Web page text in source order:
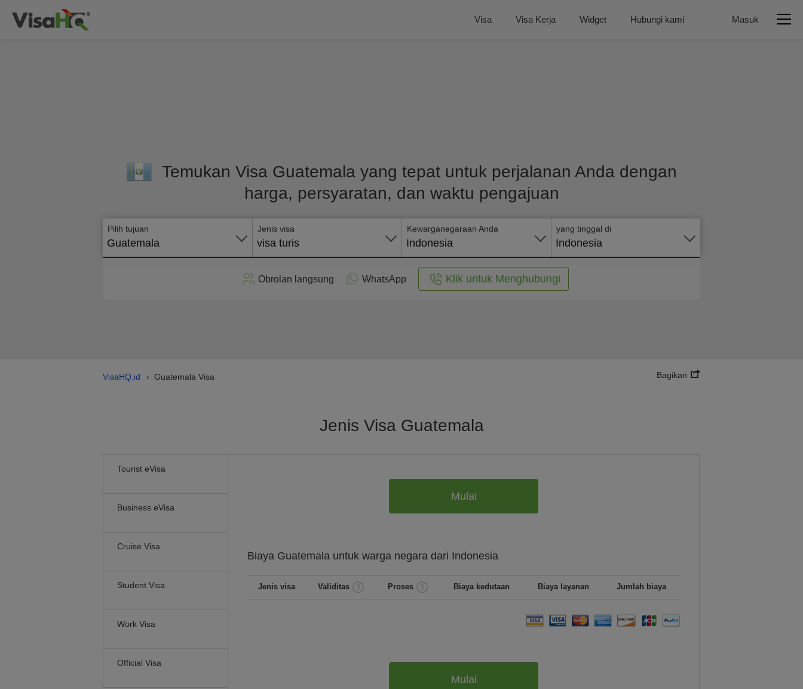
Visa Visa Kerja Widget Hubungi kami Masuk
Temukan Visa Guatemala yang tepat untuk perjalanan Anda dengan
harga, persyaratan, dan waktu pengajuan
Pilih tujuan
Guatemala
Jenis visa
visa turis
Kewarganegaraan Anda
Indonesia
yang tinggal di
Indonesia
Obrolan langsung WhatsApp Klik untuk Menghubungi
VisaHQ.id › Guatemala Visa Bagikan
Jenis Visa Guatemala
Tourist eVisa
Business eVisa
Cruise Visa
Student Visa
Work Visa
Official Visa
Mulai
Biaya Guatemala untuk warga negara dari Indonesia
Jenis visa Validitas Proses Biaya kedutaan Biaya layanan Jumlah biaya
Mulai